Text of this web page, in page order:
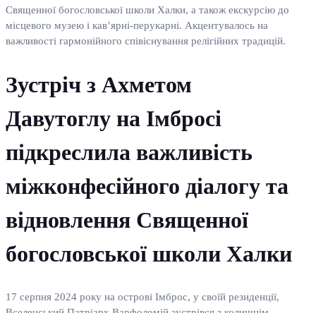
Священної богословської школи Халки, а також екскурсію до
місцевого музею і кав’ярні-перукарні. Акцентувалось на
важливості гармонійного співіснування релігійних традицій.
Зустріч з Ахметом
Давутоглу на Імбросі
підкреслила важливість
міжконфесійного діалогу та
відновлення Священної
богословської школи Халки
17 серпня 2024 року на острові Імброс, у своїй резиденції,